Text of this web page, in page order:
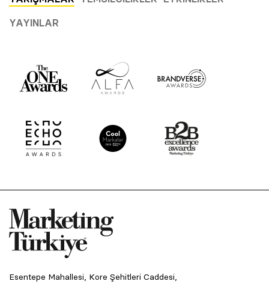
YAYINLAR
Esentepe Mahallesi, Kore Şehitleri Caddesi,